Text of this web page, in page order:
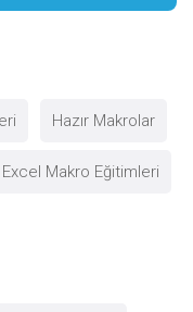
Hazır Makrolar
Excel Makro Eğitimleri